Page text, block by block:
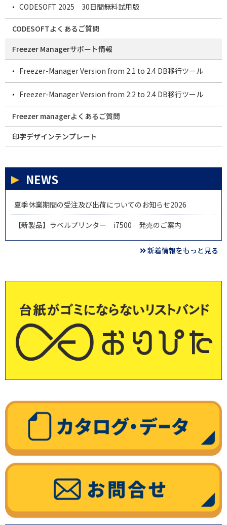
CODESOFT 2025 30日間無料試用版
CODESOFTよくあるご質問
Freezer Managerサポート情報
Freezer-Manager Version from 2.1 to 2.4 DB移行ツール
Freezer-Manager Version from 2.2 to 2.4 DB移行ツール
Freezer managerよくあるご質問
印字デザインテンプレート
NEWS
夏季休業期間の受注及び出荷についてのお知らせ2026
【新製品】ラベルプリンター i7500 発売のご案内
新着情報をもっと見る